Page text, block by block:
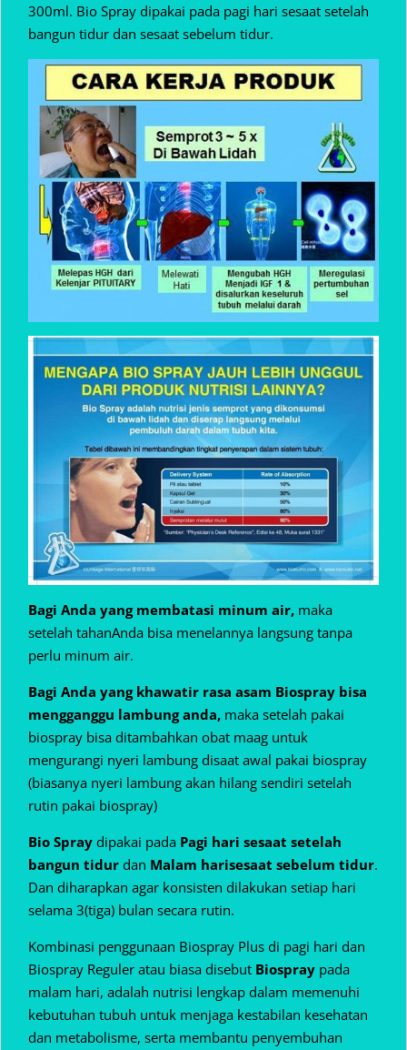
300ml. Bio Spray dipakai pada pagi hari sesaat setelah
bangun tidur dan sesaat sebelum tidur.
Bagi Anda yang membatasi minum air, maka
setelah tahanAnda bisa menelannya langsung tanpa
perlu minum air.
Bagi Anda yang khawatir rasa asam Biospray bisa
mengganggu lambung anda, maka setelah pakai
biospray bisa ditambahkan obat maag untuk
mengurangi nyeri lambung disaat awal pakai biospray
(biasanya nyeri lambung akan hilang sendiri setelah
rutin pakai biospray)
Bio Spray dipakai pada Pagi hari sesaat setelah
bangun tidur dan Malam harisesaat sebelum tidur.
Dan diharapkan agar konsisten dilakukan setiap hari
selama 3(tiga) bulan secara rutin.
Kombinasi penggunaan Biospray Plus di pagi hari dan
Biospray Reguler atau biasa disebut Biospray pada
malam hari, adalah nutrisi lengkap dalam memenuhi
kebutuhan tubuh untuk menjaga kestabilan kesehatan
dan metabolisme, serta membantu penyembuhan